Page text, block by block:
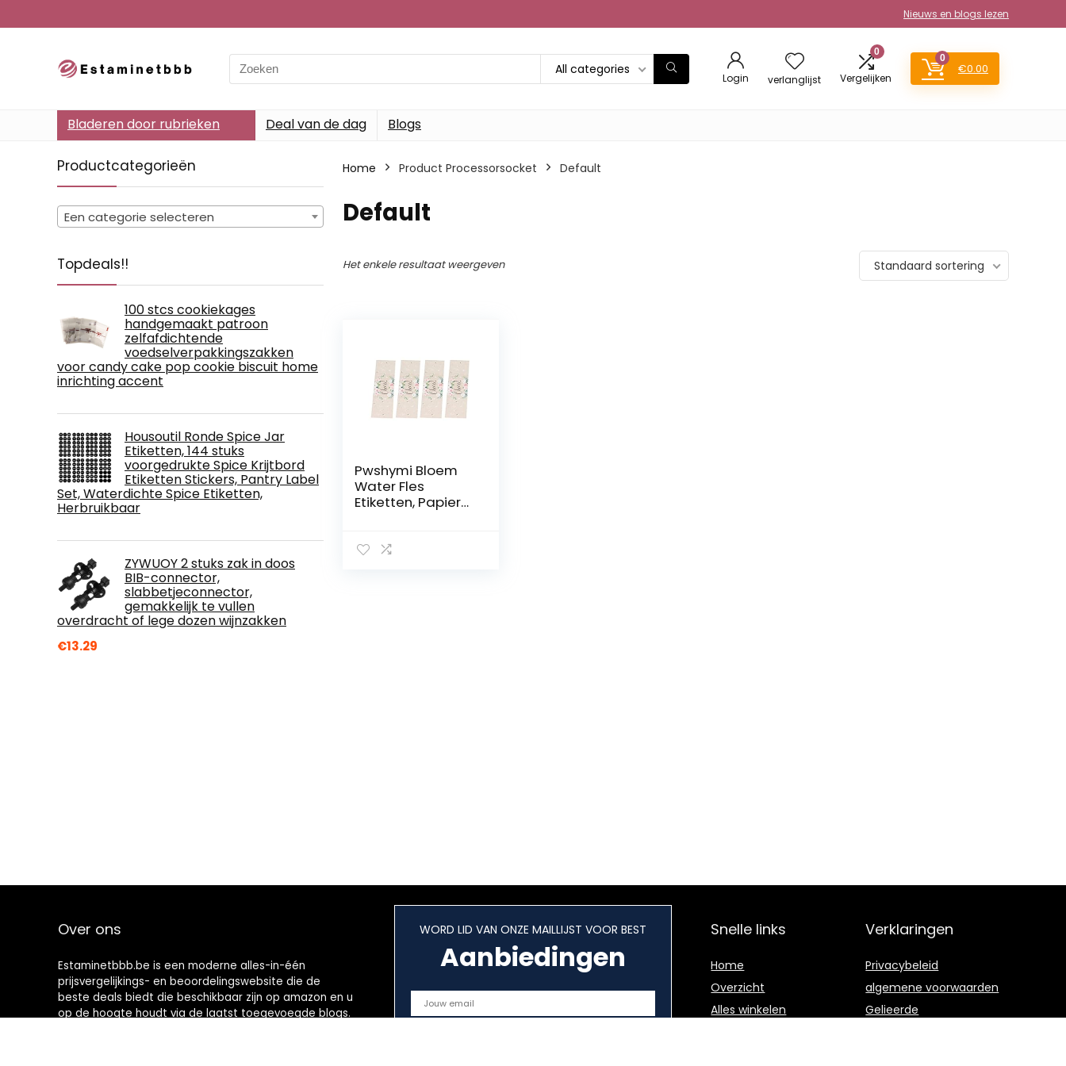
Nieuws en blogs lezen
Search
for:
All categories
Login verlanglijst
0
Vergelijken
0
€0.00
Bladeren door rubrieken Deal van de dag Blogs
Productcategorieën
Een categorie selecteren
Topdeals!!
100 stcs cookiekages
handgemaakt patroon
zelfafdichtende
voedselverpakkingszakken
voor candy cake pop cookie biscuit home
inrichting accent
Housoutil Ronde Spice Jar
Etiketten, 144 stuks
voorgedrukte Spice Krijtbord
Etiketten Stickers, Pantry Label
Set, Waterdichte Spice Etiketten,
Herbruikbaar
ZYWUOY 2 stuks zak in doos
BIB-connector,
slabbetjeconnector,
gemakkelijk te vullen
overdracht of lege dozen wijnzakken
€13.29
Home Product Processorsocket ‎Default
‎Default
Het enkele resultaat weergeven Standaard sortering
Pwshymi Bloem
Water Fles
Etiketten, Papier
Gebruiken Bloem
Over ons
Estaminetbbb.be is een moderne alles-in-één
prijsvergelijkings- en beoordelingswebsite die de
beste deals biedt die beschikbaar zijn op amazon en u
op de hoogte houdt via de laatst toegevoegde blogs.
WORD LID VAN ONZE MAILLIJST VOOR BEST
Aanbiedingen
Snelle links
Home
Overzicht
Alles winkelen
Verklaringen
Privacybeleid
algemene voorwaarden
Gelieerde